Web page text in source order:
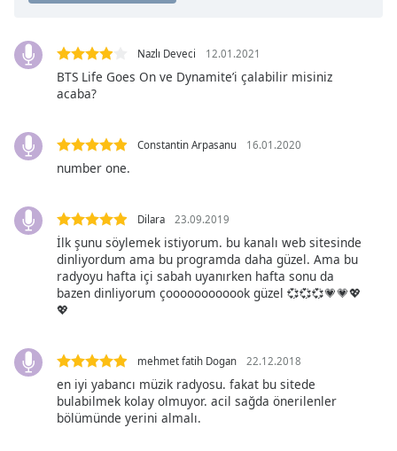
Font
Text
Edge
Font
Close
Modal
Dialog
Nazlı Deveci 12.01.2021
BTS Life Goes On ve Dynamite’i çalabilir misiniz
acaba?
Constantin Arpasanu 16.01.2020
number one.
Dilara 23.09.2019
İlk şunu söylemek istiyorum. bu kanalı web sitesinde
dinliyordum ama bu programda daha güzel. Ama bu
radyoyu hafta içi sabah uyanırken hafta sonu da
bazen dinliyorum çoooooooooook güzel 💞💞💞💗💗💖
💖
mehmet fatih Dogan 22.12.2018
en iyi yabancı müzik radyosu. fakat bu sitede
bulabilmek kolay olmuyor. acil sağda önerilenler
bölümünde yerini almalı.